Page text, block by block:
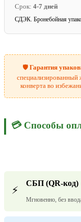
Срок: 4-7 дней
СДЭК. Бронебойная
🛡️Гарантия
специализированный
конверта во
💳 Способы
⚡
СБП (QR-код)
Мгновенно, без